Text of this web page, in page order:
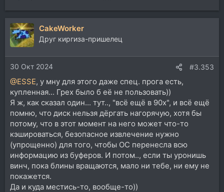
CakeWorker
Друг киргиза-пришелец
30 Окт 2024 #3.353
@ESSE, у мну для этого даже спец. прога есть,
купленная... Грех было б её не пользовать))
Я ж, как сказал один... тут.., "всё ещё в 90х", и всё ещё
помню, что диск нельзя дёргать нагорячую, хотя бы
потому, что в этот момент на него может что-то
кэшироваться, безопасное извлечение нужно
(упрощенно) для того, чтобы ОС перенесла всю
информацию из буферов. И потом.., если ты уронишь
винч, пока блины вращаются, мало ни тебе, ни ему не
покажется.
Да и куда местись-то, вообще-то))